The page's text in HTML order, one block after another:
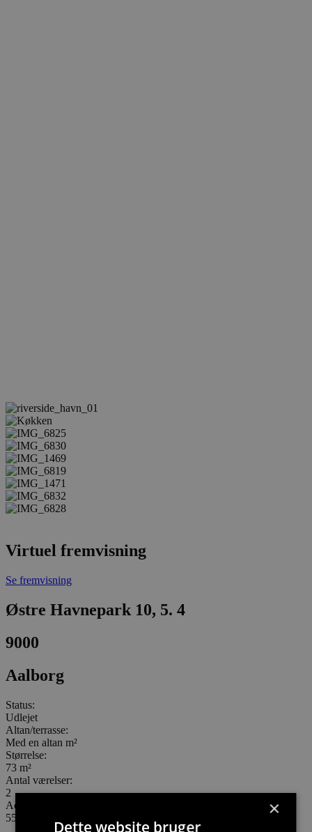
Virtuel fremvisning
Se fremvisning
Østre Havnepark 10, 5. 4
9000
Aalborg
Status:
Udlejet
Altan/terrasse:
Med en altan m²
Størrelse:
73 m²
Antal værelser:
2
Aconto:
550
×
Dette website bruger